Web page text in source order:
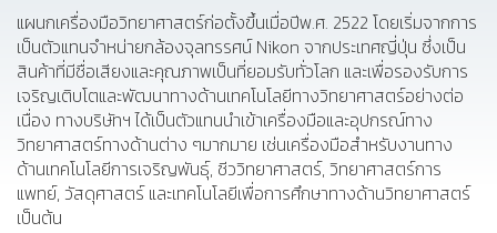
แผนกเครื่องมือวิทยาศาสตร์ก่อตั้งขึ้นเมื่อปีพ.ศ. 2522 โดยเริ่มจากการ
เป็นตัวแทนจำหน่ายกล้องจุลทรรศน์ Nikon จากประเทศญี่ปุ่น ซึ่งเป็น
สินค้าที่มีชื่อเสียงและคุณภาพเป็นที่ยอมรับทั่วโลก และเพื่อรองรับการ
เจริญเติบโตและพัฒนาทางด้านเทคโนโลยีทางวิทยาศาสตร์อย่างต่อ
เนื่อง ทางบริษัทฯ ได้เป็นตัวแทนนำเข้าเครื่องมือและอุปกรณ์ทาง
วิทยาศาสตร์ทางด้านต่าง ๆมากมาย เช่นเครื่องมือสำหรับงานทาง
ด้านเทคโนโลยีการเจริญพันธุ์, ชีววิทยาศาสตร์, วิทยาศาสตร์การ
แพทย์, วัสดุศาสตร์ และเทคโนโลยีเพื่อการศึกษาทางด้านวิทยาศาสตร์
เป็นต้น